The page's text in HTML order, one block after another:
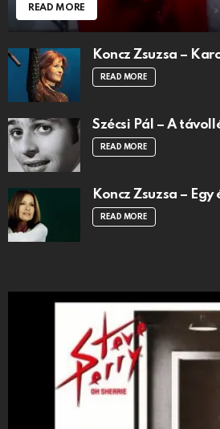
READ MORE
Koncz Zsuzsa –
READ MORE
Szécsi Pál – A
READ MORE
Koncz Zsuzsa – Egy
READ MORE